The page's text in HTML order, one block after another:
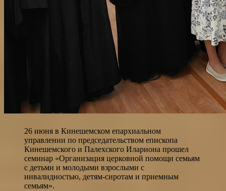
26 июня в Кинешемском епархиальном
управлении по председательством епископа
Кинешемского и Палехского Илариона прошел
семинар «Организация церковной помощи семьям
с детьми и молодыми взрослыми с
инвалидностью, детям-сиротам и приемным
семьям».